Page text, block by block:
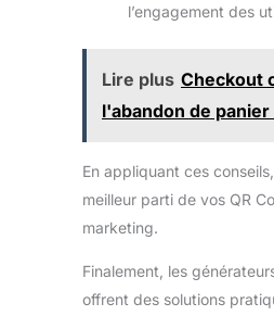
l’engagement des
Lire plus Checkout
l'abandon de
En appliquant ces
meilleur parti de vos QR
marketing.
Finalement, les
offrent des solutions